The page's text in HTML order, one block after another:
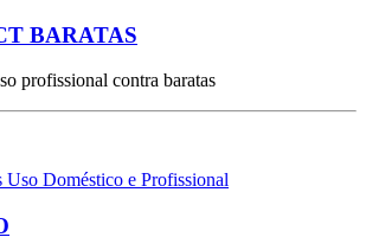
BARATAS
profissional contra baratas
Uso Doméstico e Profissional